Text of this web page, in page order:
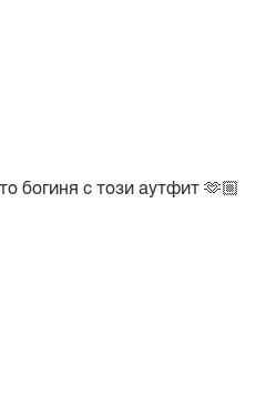
богиня с този аутфит 🫶🏼